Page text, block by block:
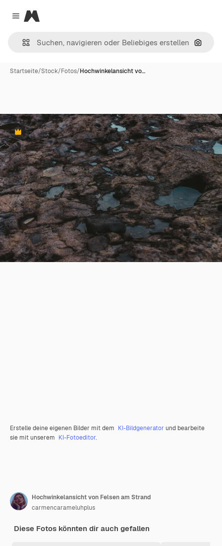
Close menu
Magnific
Nach
Startseite/Stock/Fotos/Hochwinkelansicht vo…
Premium
Erstelle deine eigenen Bilder mit dem KI-Bildgenerator und bearbeite
sie mit unserem KI-Fotoeditor.
Hochwinkelansicht von Felsen am Strand
carmencarameluhplus
Diese Fotos könnten dir auch gefallen